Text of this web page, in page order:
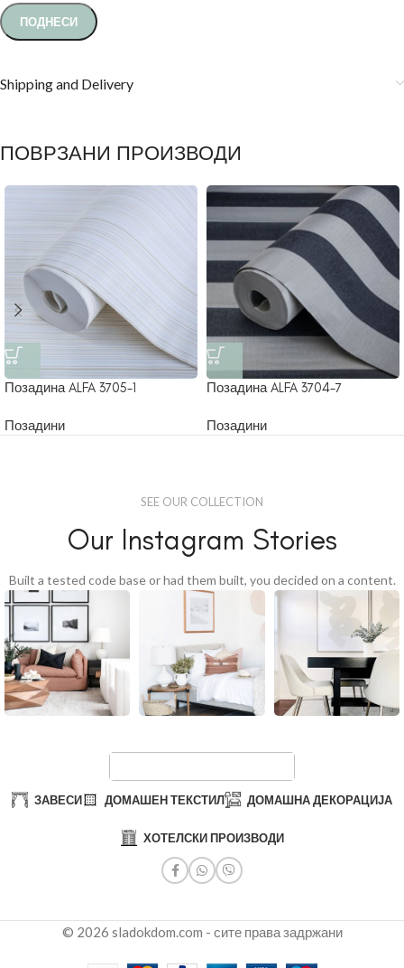
Shipping and Delivery
ПОВРЗАНИ ПРОИЗВОДИ
Позадина ALFA 3705-1
Позадини
Позадина ALFA 3704-7
Позадини
SEE OUR COLLECTION
Our Instagram Stories
Built a tested code base or had them built, you decided on a content.
ЗАВЕСИ ДОМАШЕН ТЕКСТИЛ ДОМАШНА ДЕКОРАЦИЈА
ХОТЕЛСКИ ПРОИЗВОДИ
© 2026 sladokdom.com - сите права задржани